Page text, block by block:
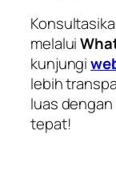
melalui
kunjungi
lebih
luas dengan
tepat!